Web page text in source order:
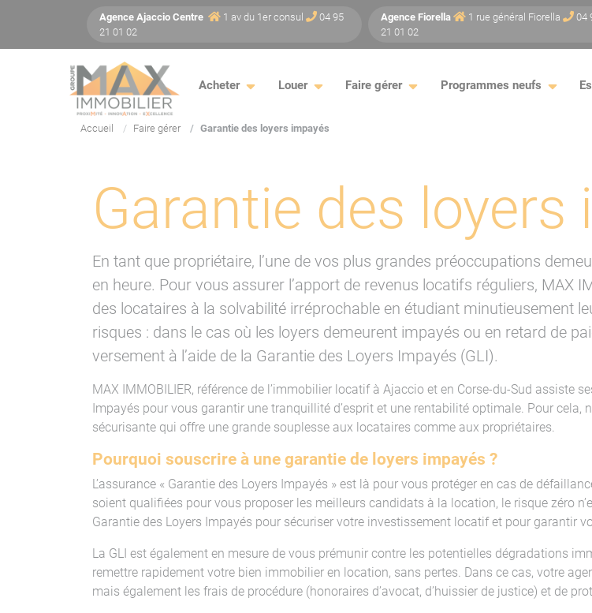
Agence Ajaccio Centre 1 av du 1er consul
04 95
21 01 02
Agence Fiorella 1 rue général Fiorella
04
21 01 02
Acheter Louer Faire gérer Programmes neufs
Accueil Faire gérer Garantie des loyers impayés
Garantie des loyers
En tant que propriétaire, l’une de vos plus grandes préoccupations
en heure. Pour vous assurer l’apport de revenus locatifs réguliers, MAX
des locataires à la solvabilité irréprochable en étudiant minutieusement
risques : dans le cas où les loyers demeurent impayés ou en retard de
versement à l’aide de la Garantie des Loyers Impayés (GLI).
MAX IMMOBILIER, référence de l’immobilier locatif à Ajaccio et en Corse-du-Sud assiste
Impayés pour vous garantir une tranquillité d’esprit et une rentabilité optimale. Pour
sécurisante qui offre une grande souplesse aux locataires comme aux propriétaires.
Pourquoi souscrire à une garantie de loyers impayés ?
L’assurance « Garantie des Loyers Impayés » est là pour vous protéger en cas de
soient qualifiées pour vous proposer les meilleurs candidats à la location, le risque zéro
Garantie des Loyers Impayés pour sécuriser votre investissement locatif et pour garantir
La GLI est également en mesure de vous prémunir contre les potentielles dégradations
remettre rapidement votre bien immobilier en location, sans pertes. Dans ce cas, votre
mais également les frais de procédure (honoraires d’avocat, d’huissier de justice) et de
Panneau de gestion des cookies